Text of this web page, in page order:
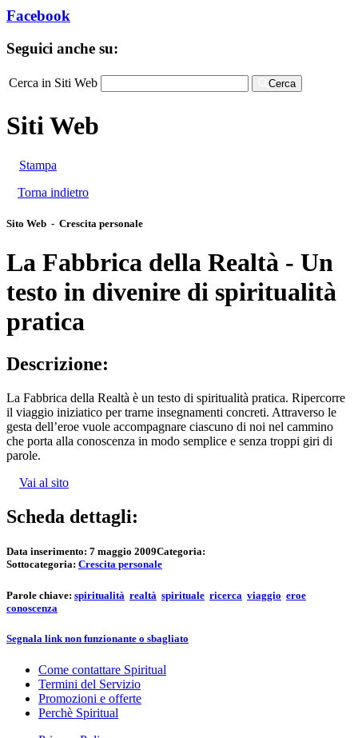
Facebook
Seguici anche su:
Cerca in Siti Web Cerca
Siti Web
Stampa
Torna indietro
Sito Web - Crescita personale
La Fabbrica della Realtà - Un
testo in divenire di spiritualità
pratica
Descrizione:
La Fabbrica della Realtà è un testo di spiritualità pratica. Ripercorre
il viaggio iniziatico per trarne insegnamenti concreti. Attraverso le
gesta dell’eroe vuole accompagnare ciascuno di noi nel cammino
che porta alla conoscenza in modo semplice e senza troppi giri di
parole.
Vai al sito
Scheda dettagli:
Data inserimento: 7 maggio 2009Categoria:
Sottocategoria: Crescita personale
Parole chiave: spiritualità realtà spirituale ricerca viaggio eroe
conoscenza
Segnala link non funzionante o sbagliato
Come contattare Spiritual
Termini del Servizio
Promozioni e offerte
Perchè Spiritual